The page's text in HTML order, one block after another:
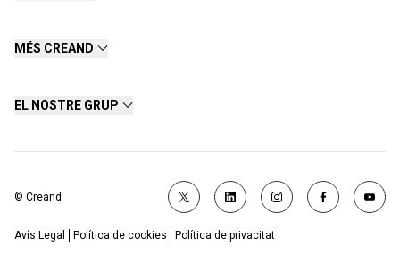
MÉS CREAND
EL NOSTRE GRUP
© Creand
Avís Legal Política de cookies Política de privacitat